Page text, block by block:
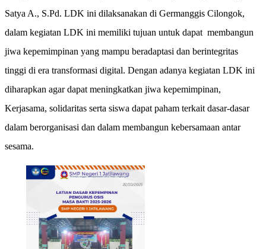
Satya A., S.Pd. LDK ini dilaksanakan di Germanggis Cilongok,
dalam kegiatan LDK ini memiliki tujuan untuk dapat membangun
jiwa kepemimpinan yang mampu beradaptasi dan berintegritas
tinggi di era transformasi digital. Dengan adanya kegiatan LDK ini
diharapkan agar dapat meningkatkan jiwa kepemimpinan,
Kerjasama, solidaritas serta siswa dapat paham terkait dasar-dasar
dalam berorganisasi dan dalam membangun kebersamaan antar
sesama.